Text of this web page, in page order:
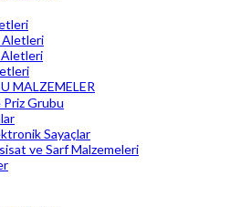
Aletleri
Aletleri
MALZEMELER
Grubu
Sayaçlar
ve Sarf Malzemeleri